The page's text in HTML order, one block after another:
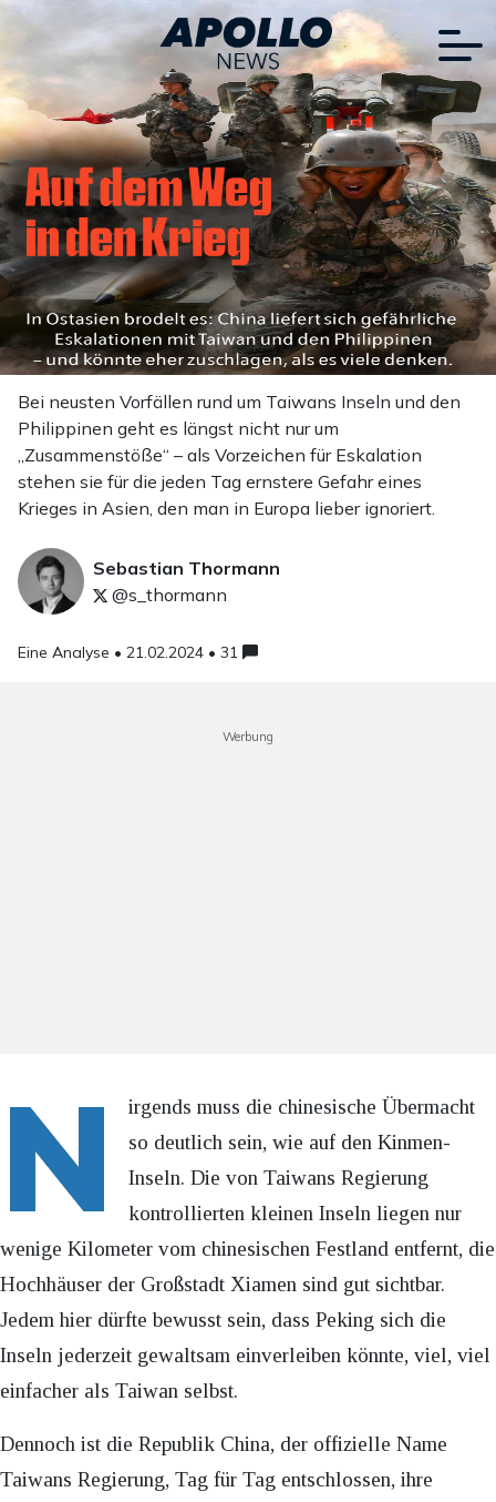
Bei neusten Vorfällen rund um Taiwans Inseln und den
Philippinen geht es längst nicht nur um
„Zusammenstöße“ – als Vorzeichen für Eskalation
stehen sie für die jeden Tag ernstere Gefahr eines
Krieges in Asien, den man in Europa lieber ignoriert.
Sebastian Thormann
@s_thormann
Eine Analyse • 21.02.2024 • 31
Werbung
N
irgends muss die chinesische Übermacht
so deutlich sein, wie auf den Kinmen-
Inseln. Die von Taiwans Regierung
kontrollierten kleinen Inseln liegen nur
wenige Kilometer vom chinesischen Festland entfernt, die
Hochhäuser der Großstadt Xiamen sind gut sichtbar.
Jedem hier dürfte bewusst sein, dass Peking sich die
Inseln jederzeit gewaltsam einverleiben könnte, viel, viel
einfacher als Taiwan selbst.
Dennoch ist die Republik China, der offizielle Name
Taiwans Regierung, Tag für Tag entschlossen, ihre